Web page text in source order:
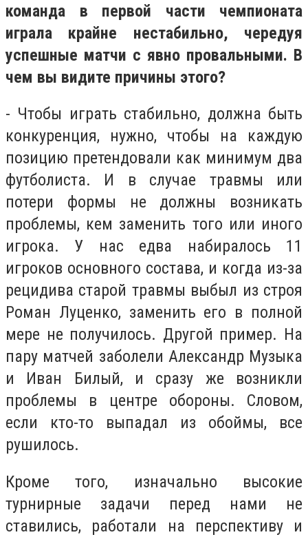
команда в первой части чемпионата
играла крайне нестабильно, чередуя
успешные матчи с явно провальными. В
чем вы видите причины этого?
- Чтобы играть стабильно, должна быть
конкуренция, нужно, чтобы на каждую
позицию претендовали как минимум два
футболиста. И в случае травмы или
потери формы не должны возникать
проблемы, кем заменить того или иного
игрока. У нас едва набиралось 11
игроков основного состава, и когда из-за
рецидива старой травмы выбыл из строя
Роман Луценко, заменить его в полной
мере не получилось. Другой пример. На
пару матчей заболели Александр Музыка
и Иван Билый, и сразу же возникли
проблемы в центре обороны. Словом,
если кто-то выпадал из обоймы, все
рушилось.
Кроме того, изначально высокие
турнирные задачи перед нами не
ставились, работали на перспективу и